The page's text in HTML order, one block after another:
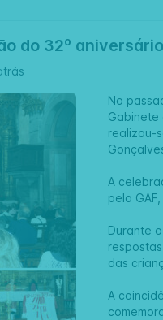
do 32º
No
Gabinete
realizou-
A
pelo
Durante
das
A